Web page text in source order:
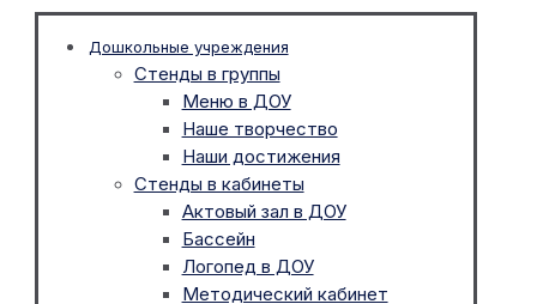
Дошкольные учреждения
Стенды в группы
Меню в ДОУ
Наше творчество
Наши достижения
Стенды в кабинеты
Актовый зал в ДОУ
Бассейн
Логопед в ДОУ
Методический кабинет